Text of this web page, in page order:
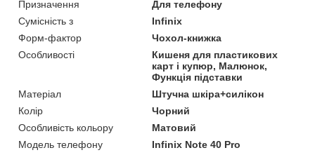
Призначення
Для телефону
Сумісність з
Infinix
Форм-фактор
Чохол-книжка
Особливості
Кишеня для пластикових
карт і купюр, Малюнок,
Функція підставки
Матеріал
Штучна шкіра+силікон
Колір
Чорний
Особливість кольору
Матовий
Модель телефону
Infinix Note 40 Pro